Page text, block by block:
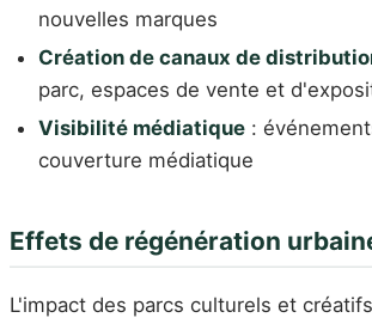
nouvelles marques
Création de canaux de
parc, espaces de vente et
Visibilité médiatique :
couverture médiatique
Effets de régénération
L'impact des parcs culturels et